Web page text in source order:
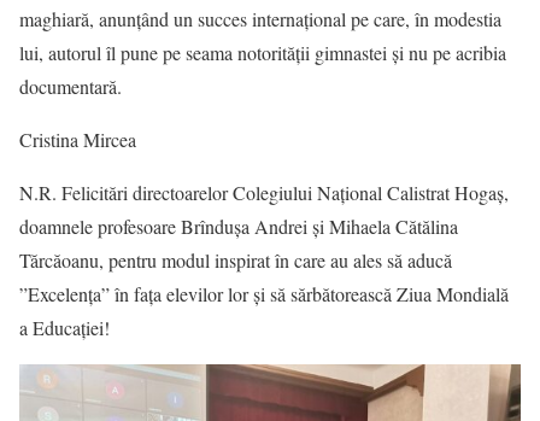
maghiară, anunțând un succes internațional pe care, în modestia
lui, autorul îl pune pe seama notorității gimnastei și nu pe acribia
documentară.
Cristina Mircea
N.R. Felicitări directoarelor Colegiului Național Calistrat Hogaș,
doamnele profesoare Brîndușa Andrei și Mihaela Cătălina
Tărcăoanu, pentru modul inspirat în care au ales să aducă
”Excelența” în fața elevilor lor și să sărbătorească Ziua Mondială
a Educației!